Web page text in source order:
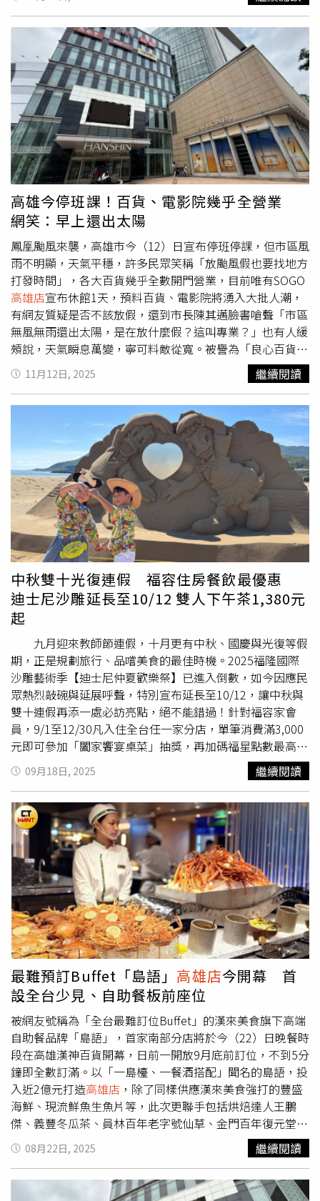
升級。
續SOGO週年慶熱潮。因受鳳凰颱風影響，遠東SOGO中壢
店週年慶順延至11/17。（圖片提供／SOGO）中壢SOGO週
年慶因颱風影響延長至11/17(一)，下周天氣轉冷與普發萬
元到位，帶動冬季採買升溫。中壢SOGO表示，延長一天正
好讓民眾補齊過冬用品，其中以外套與防寒電器最受關注，
包括JUST J'S MISS 羊毛大衣原價14,800元 特價11,800
元，以及KE嘉義企業 LCD顯示PTC陶瓷電暖器原價3,600元
特價2,880元（限量30台），均成為詢問焦點。中壢限量來
店禮11/15～11/16 單筆滿1,000元兌換適合冬季保溫暖心的
「蠟筆小新可提附湯匙食物罐」；11/17 單筆滿1,000元贈
「ROOTS折疊口袋椅」。冷天前黃金週末，以週年慶最強
優惠備齊冬季所需。因受鳳凰颱風影響，遠東SOGO高雄店
週年慶順延至11/17。（圖片提供／SOGO）而SOGO高雄店
週年慶同樣順延至11/17(一)，今年端出歷年來最強回饋，
化妝品當日滿3000送400元抵用券、全館(化妝品除外)當日
滿3000送300元抵用券，還有13大銀行刷卡滿額禮，中信
SOGO聯名卡再享4%加碼無上限，合併最高享20%回饋，
回饋最有感！看準近年戶外休閒風潮，SOGO高雄店 今年引
進多家知名品牌進駐，歐都納、山頂鳥、旅行者、
BOBSON、EDWIN等。另外擁有生活提案提升質感的「有
情門Style & Design」及高雄在地老字號「章記衛廚」，也
為顧客提供新選擇。
高雄今停班課！百貨、電影院幾乎全營業
網笑：早上還出太陽
鳳凰颱風來襲，高雄市今（12）日宣布停班停課，但市區風
雨不明顯，天氣平穩，許多民眾笑稱「放颱風假也要找地方
打發時間」，各大百貨幾乎全數開門營業，目前唯有SOGO
高雄店宣布休館1天，預料百貨、電影院將湧入大批人潮，
有網友質疑是否不該放假，還到市長陳其邁臉書嗆聲「市區
無風無雨還出太陽，是在放什麼假？這叫專業？」也有人緩
頰說，天氣瞬息萬變，寧可料敵從寬。被譽為「良心百貨」
的SOGO 高雄店率先宣布休館1天，周年慶活動順延至17
日，棧貳庫也同樣休館。不過，包括龍頭百貨漢神巨蛋、漢
神本館、夢時代、義享時尚廣場、義大世界購物廣場、新光
三越左營及三多兩館、大遠百、大立百貨等均維持正常營
運；秀泰影城系列採「視風雨機動調整」，大遠百威秀影城
白天正常營業，晚上9點過後場次暫停開放售票。然而，部
分網友質疑百貨開門營業是否合宜，直言既然政府宣布停班
停課，民間商場是否也該同步休館，「別人家的孩子也是父
母生的」，批評百貨開門恐讓員工暴露在潛在風險中，但也
有網友認為「今天天氣好得很，無風無雨，哪來的危險？」
有網友說，「高雄早上還出太陽耶，放假？真是為了選
票」、「這種輕度颱風也在放假，今年高雄不知道放了幾天
颱風假」、「謝謝暖男市長無風無雨，爽放一天」，但也有
人反駁「有些人覺得輕颱不放沒關係，一定要大到沒辦法出
門（才能放），希望下次淹水的是你們家」，支持颱風假的
網友也直說「邁邁謹慎防颱沒錯，誰也沒能料到午後的天氣
狀況」。
11月12日, 2025 繼續閱讀
中秋雙十光復連假 福容住房餐飲最優惠
迪士尼沙雕延長至10/12 雙人下午茶1,380元
起
九月迎來教師節連假，十月更有中秋、國慶與光復等假
期，正是規劃旅行、品嚐美食的最佳時機。2025福隆國際
沙雕藝術季【迪士尼仲夏歡樂祭】已進入倒數，如今因應民
眾熱烈敲碗與延展呼聲，特別宣布延長至10/12，讓中秋與
雙十連假再添一處必訪亮點，絕不能錯過！針對福容家會
員，9/1至12/30凡入住全台任一家分店，單筆消費滿3,000
元即可參加「闔家饗宴桌菜」抽獎，再加碼福星點數最高
264點。旅客於社群分享旅行開箱照並登錄，也有機會抽中
聯合住宿券、XO醬禮盒等好禮，連假入住越多，中獎機會
越高。 福容台北一館大廳酒吧推出全新午後花園雙人下
午茶1,380元起，連假期間再享免費升級季節飲品，包含酸
甜滋味的莓果冰沙與消暑開胃的奇異果氣泡飲。另外還有全
時段經典調酒買一送一，長島冰茶、琴湯尼等特色調飲，單
杯350元起。鄰近藝文特區的福容桃園店，則是推雙人入住
豪華套房6,160元、麗景套房7,068元，含兩客自助早餐、麗
泉俱樂部免費使用，另外加贈兩張威秀電影票。福容桃園機
捷A8店福粵樓9/15至10/31推出「蟹舞金風」饗宴，三道創
意秋蟹料理1,488元起──花雕芙蓉蒸美蟹、攀藤蟹粉鮮紅
鱘、風沙香酥炒肥蟹，展現主廚細膩手藝。此外，田園西餐
廳「A-Ròi 泰式盛典」吃到飽，原汁原味重現泰國街頭經
典，除了瑪莎曼咖哩雞、泰式青木瓜絲等佳餚，主廚也特別
研發「蘇格蘭女婿蛋」改以鵪鶉蛋裹上泰式炸魚餅，展現別
致創意。福容台北一館_大廳酒吧推出全新午後花園雙人下
午茶1,380元起，連假期間再享免費升級季節飲品。（圖片
提供／福容大飯店）福容桃園機捷A8店_福粵樓9月15日至
10月31日推出「蟹舞金風」饗宴，三道創意秋蟹料理1,488
元起。（圖片提供／福容大飯店） 配合沙雕展期延長，
福容福隆店也同步推出「九周年慶」系列活動，即日起
10/31，凡於飯店餐廳單筆消費滿2,000元，即可參加摸彩活
動，有機會抽中價值19,800元+10%雙人海景套房住宿券等
豐富好禮！ 來到高雄歡樂精彩不斷！10/3至10/6、10/10至
10/12「FOCASA馬戲藝術節」熱鬧登場，三大巨型馬戲篷
共101場表演，還有旺福、宇宙人樂團接力開唱。入住福容
09月18日, 2025 繼續閱讀
最難預訂Buffet「島語」 高雄店今開幕 首
設全台少見、自助餐板前座位
被網友號稱為「全台最難訂位Buffet」的漢來美食旗下高端
自助餐品牌「島語」，首家南部分店將於今（22）日晚餐時
段在高雄漢神百貨開幕，日前一開放9月底前訂位，不到5分
鐘即全數訂滿。以「一島檯、一餐酒搭配」聞名的島語，投
入近2億元打造高雄店 ，除了同樣供應漢來美食強打的豐盛
海鮮、現流鮮魚生魚片等，此次更聯手包括烘焙達人王鵬
傑、義豐冬瓜茶、員林百年老字號仙草、金門百年復元堂酸
梅湯多家百年品牌、職人名店，假日晚餐也會提供每人半隻
龍蝦。特別的是，高雄漢神店更推出全台少見在特定餐檯設
置的10席板前座位，可以近距離欣賞廚師製作料理，有望成
為預訂搶手位，目前高雄店餐價與台北店同步，維持在
08月22日, 2025 繼續閱讀